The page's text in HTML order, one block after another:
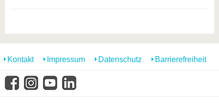
Kontakt Impressum Datenschutz Barrierefreiheit